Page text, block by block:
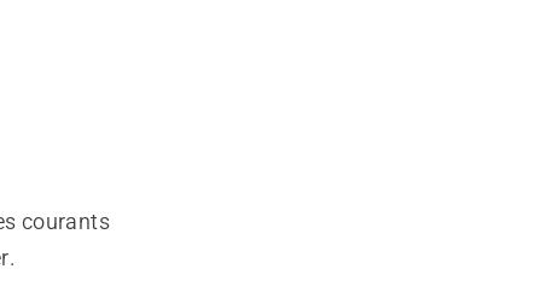
courants